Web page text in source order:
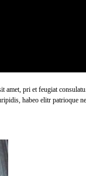
amet, pri et feugiat
habeo elitr patrioque